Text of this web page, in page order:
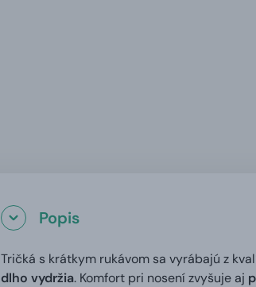
Popis
Tričká s krátkym rukávom sa vyrábajú z
dlho vydržia. Komfort pri nosení zvyšuje aj